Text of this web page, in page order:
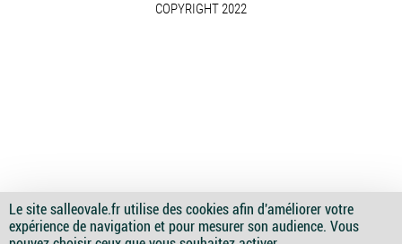
COPYRIGHT 2022
Le site salleovale.fr utilise des cookies afin d'améliorer votre
expérience de navigation et pour mesurer son audience. Vous